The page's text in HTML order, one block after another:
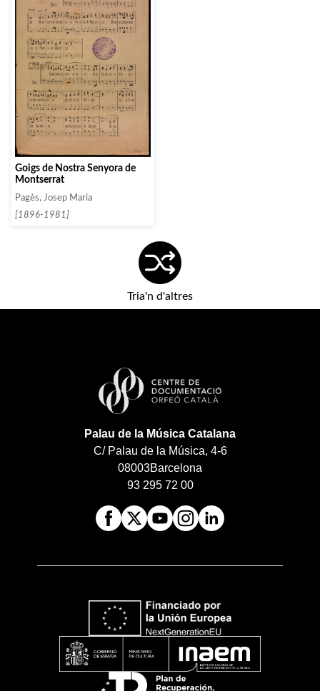
Goigs de Nostra Senyora de
Montserrat
Pagès, Josep Maria
[1896-1981]
Tria'n d'altres
Palau de la Música Catalana
C/ Palau de la Música, 4-6
08003Barcelona
93 295 72 00